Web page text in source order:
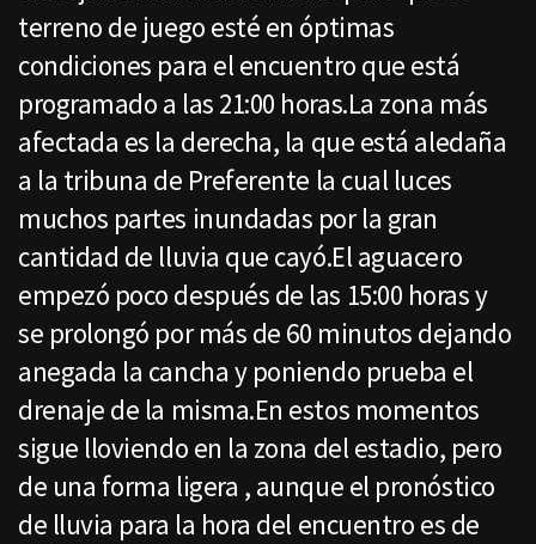
terreno de juego esté en óptimas
condiciones para el encuentro que está
programado a las 21:00 horas.La zona más
afectada es la derecha, la que está aledaña
a la tribuna de Preferente la cual luces
muchos partes inundadas por la gran
cantidad de lluvia que cayó.El aguacero
empezó poco después de las 15:00 horas y
se prolongó por más de 60 minutos dejando
anegada la cancha y poniendo prueba el
drenaje de la misma.En estos momentos
sigue lloviendo en la zona del estadio, pero
de una forma ligera , aunque el pronóstico
de lluvia para la hora del encuentro es de